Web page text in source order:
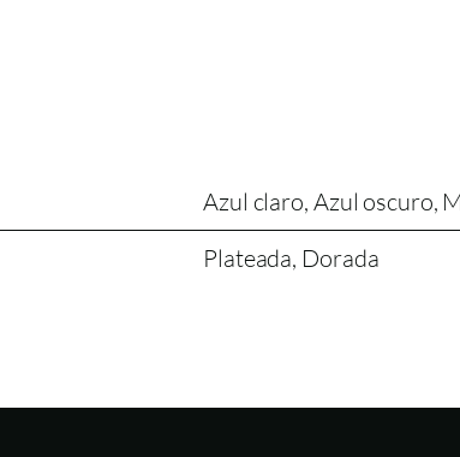
Azul claro, Azul oscuro,
Plateada, Dorada